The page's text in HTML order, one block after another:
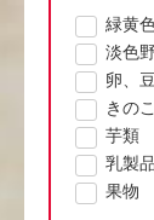
緑黄
淡色
卵、
きの
芋類
乳製
果物